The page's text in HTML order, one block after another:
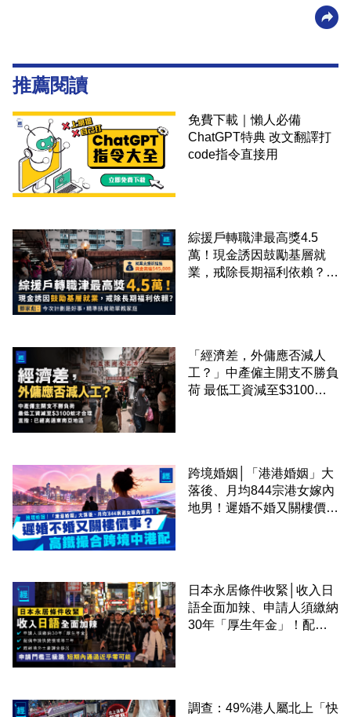
推薦閱讀
免費下載｜懶人必備
ChatGPT特典 改文翻譯打
code指令直接用
綜援戶轉職津最高獎4.5
萬！現金誘因鼓勵基層就
業，戒除長期福利依賴？鄧
「經濟差，外傭應否減人
工？」中產僱主開支不勝負
荷 最低工資減至$3100蚊
跨境婚姻│「港港婚姻」大
落後、月均844宗港女嫁內
地男！遲婚不婚又關樓價
日本永居條件收緊│收入日
語全面加辣、申請人須繳納
30年「厚生年金」！配偶
調查：49%港人屬北上「快